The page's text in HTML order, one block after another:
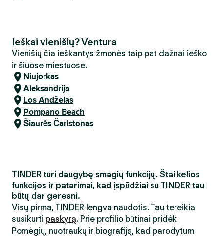
Ieškai vienišių? Ventura
Vienišių čia ieškantys žmonės taip pat dažnai ieško
ir šiuose miestuose.
Niujorkas
Aleksandrija
Los Andželas
Pompano Beach
Šiaurės Čarlstonas
TINDER turi daugybę smagių funkcijų. Štai kelios
funkcijos ir patarimai, kad įspūdžiai su TINDER tau
būtų dar geresni.
Visų pirma, TINDER lengva naudotis. Tau tereikia
susikurti paskyrą. Prie profilio būtinai pridėk
Pomėgių, nuotraukų ir biografiją, kad parodytum